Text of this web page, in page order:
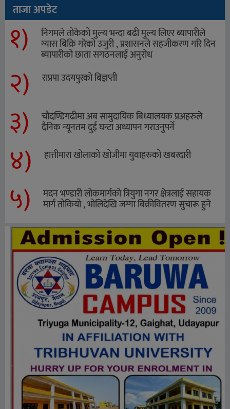
ताजा अपडेट
१) निगमले तोकेको मुल्य भन्दा बढी मुल्य लिएर ब्यापारीले
ग्यास बिक्रि गरेको उजुरी , प्रशासनले सहजीकरण गरि दिन
ब्यापारीको छाता सगठनलाई अनुरोध
२) राप्रपा उदयपुरको बिज्ञप्ती
३) चौदण्डिगढीमा अब सामुदायिक बिध्यालयक प्रअहरुले
दैनिक न्यूनतम दुई घन्टा अध्यापन गराउनुपर्ने
४) हात्तीमारा खोलाको खोजीमा युवाहरुको खबरदारी
५) मदन भण्डारी लोकमार्गको त्रियुगा नगर क्षेत्रलाई सहायक
मार्ग तोकियो , भोलिदेखि जग्गा बिक्रीवितरण सुचारू हुने